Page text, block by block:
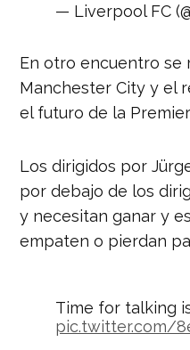
— Liverpool FC
En otro encuentro se
Manchester City y el
el futuro de la
Los dirigidos por
por debajo de los
y necesitan ganar y
empaten o pierdan
Time for talking
pic.twitter.com/